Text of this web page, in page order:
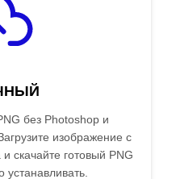
без Photoshop и
изображение с
скачайте готовый PNG